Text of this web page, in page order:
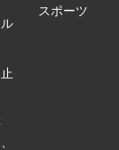
スポーツ